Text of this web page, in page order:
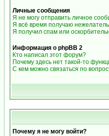
Личные сообщения
Я не могу отправить личное
Я всё время получаю
Я получил спам или
Информация о phpBB 2
Кто написал этот форум?
Почему здесь нет такой-то
С кем можно связаться по
Почему я не могу войти?